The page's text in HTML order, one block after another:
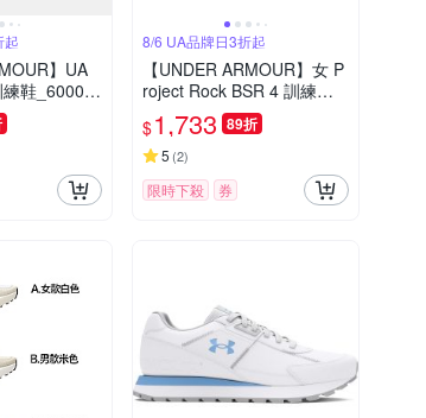
起
】UA
鞋_60007
8/6 UA品牌日3折起
【UNDER ARMOUR】女 P
roject Rock BSR 4 訓練鞋
運動鞋_3027345-100
$1,733 89折
5 (2)
限時下殺 券